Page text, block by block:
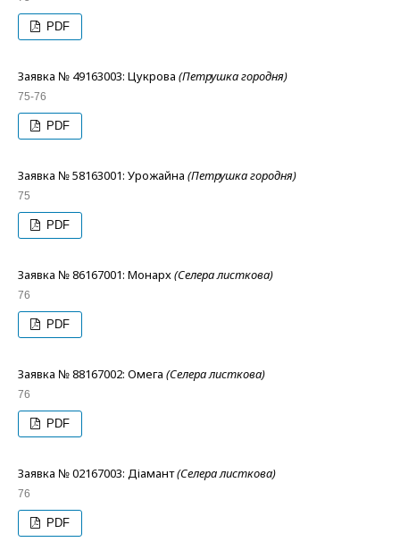
PDF
Заявка № 49163003: Цукрова (Петрушка городня)
75-76
PDF
Заявка № 58163001: Урожайна (Петрушка городня)
75
PDF
Заявка № 86167001: Монарх(Селера листкова)
76
PDF
Заявка № 88167002: Омега (Селера листкова)
76
PDF
Заявка № 02167003: Діамант(Селера листкова)
76
PDF